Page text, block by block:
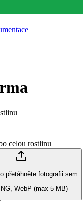
celou rostlinu
přetáhněte fotografii sem
WebP (max 5 MB)